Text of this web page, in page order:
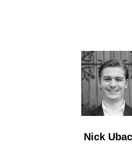
Nick